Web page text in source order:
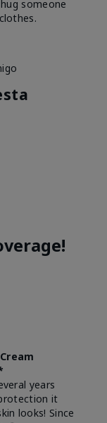
someone
years
it
looks! Since